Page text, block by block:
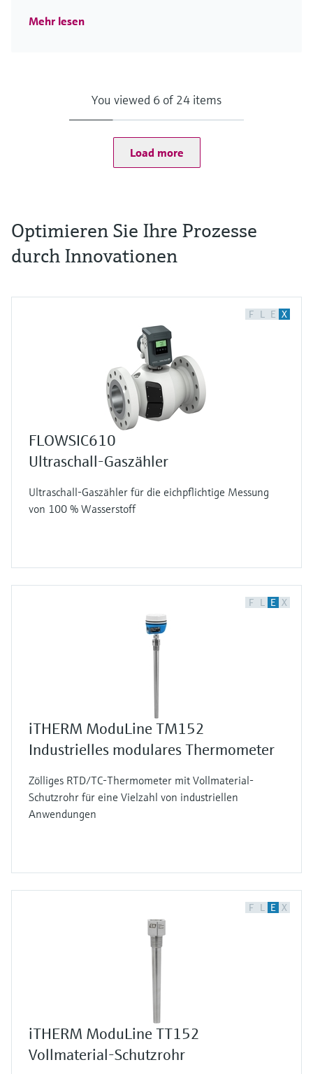
Mehr lesen
You viewed 6 of 24 items
Load more
Optimieren Sie Ihre Prozesse
durch Innovationen
F L E X
FLOWSIC610
Ultraschall-Gaszähler
Ultraschall-Gaszähler für die eichpflichtige Messung
von 100 % Wasserstoff
F L E X
iTHERM ModuLine TM152
Industrielles modulares Thermometer
Zölliges RTD/TC-Thermometer mit Vollmaterial-
Schutzrohr für eine Vielzahl von industriellen
Anwendungen
F L E X
iTHERM ModuLine TT152
Vollmaterial-Schutzrohr